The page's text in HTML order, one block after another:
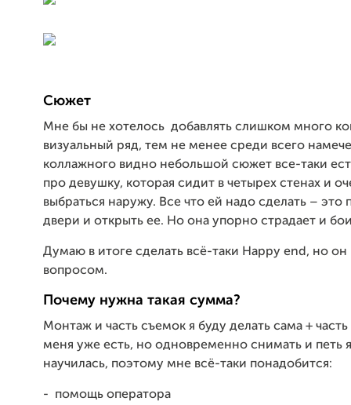
Сюжет
Мне бы не хотелось добавлять слишком много
визуальный ряд, тем не менее среди всего
коллажного видно небольшой сюжет все-таки
про девушку, которая сидит в четырех стенах и
выбраться наружу. Все что ей надо сделать – это
двери и открыть ее. Но она упорно страдает и
Думаю в итоге сделать всё-таки Happy end, но он
вопросом.
Почему нужна такая сумма?
Монтаж и часть съемок я буду делать сама +
меня уже есть, но одновременно снимать и петь
научилась, поэтому мне всё-таки понадобится:
- помощь оператора